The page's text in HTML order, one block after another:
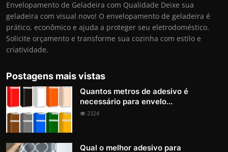
Envelopamento de Geladeira com Qualidade Deixe sua
geladeira com visual novo! O envelopamento de geladeira é
prático, econômico e ajuda a proteger seu eletrodoméstico.
Solicite orçamento e transforme sua cozinha com estilo e
criatividade.
Postagens mais vistas
Quantos metros de adesivo é
necessário para envelo...
2324
Qual o melhor adesivo para